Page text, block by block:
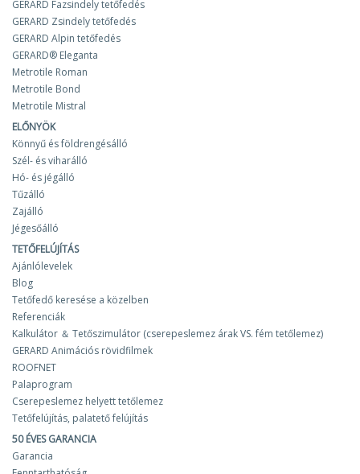
GERARD Fazsindely tetőfedés
GERARD Zsindely tetőfedés
GERARD Alpin tetőfedés
GERARD® Eleganta
Metrotile Roman
Metrotile Bond
Metrotile Mistral
ELŐNYÖK
Könnyű és földrengésálló
Szél- és viharálló
Hó- és jégálló
Tűzálló
Zajálló
Jégesőálló
TETŐFELÚJÍTÁS
Ajánlólevelek
Blog
Tetőfedő keresése a közelben
Referenciák
Kalkulátor ＆ Tetőszimulátor (cserepeslemez árak VS. fém tetőlemez)
GERARD Animációs rövidfilmek
ROOFNET
Palaprogram
Cserepeslemez helyett tetőlemez
Tetőfelújítás, palatető felújítás
50 ÉVES GARANCIA
Garancia